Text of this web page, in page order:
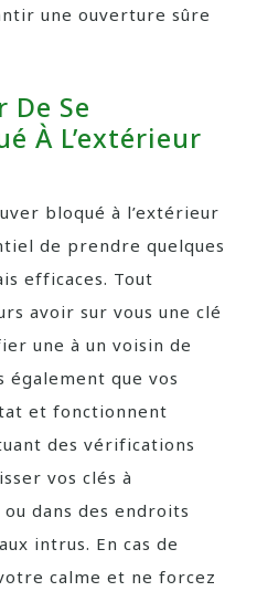
une ouverture sûre
De Se
À L’extérieur
bloqué à l’extérieur
de prendre quelques
efficaces. Tout
avoir sur vous une clé
une à un voisin de
également que vos
et fonctionnent
des vérifications
vos clés à
dans des endroits
intrus. En cas de
calme et ne forcez